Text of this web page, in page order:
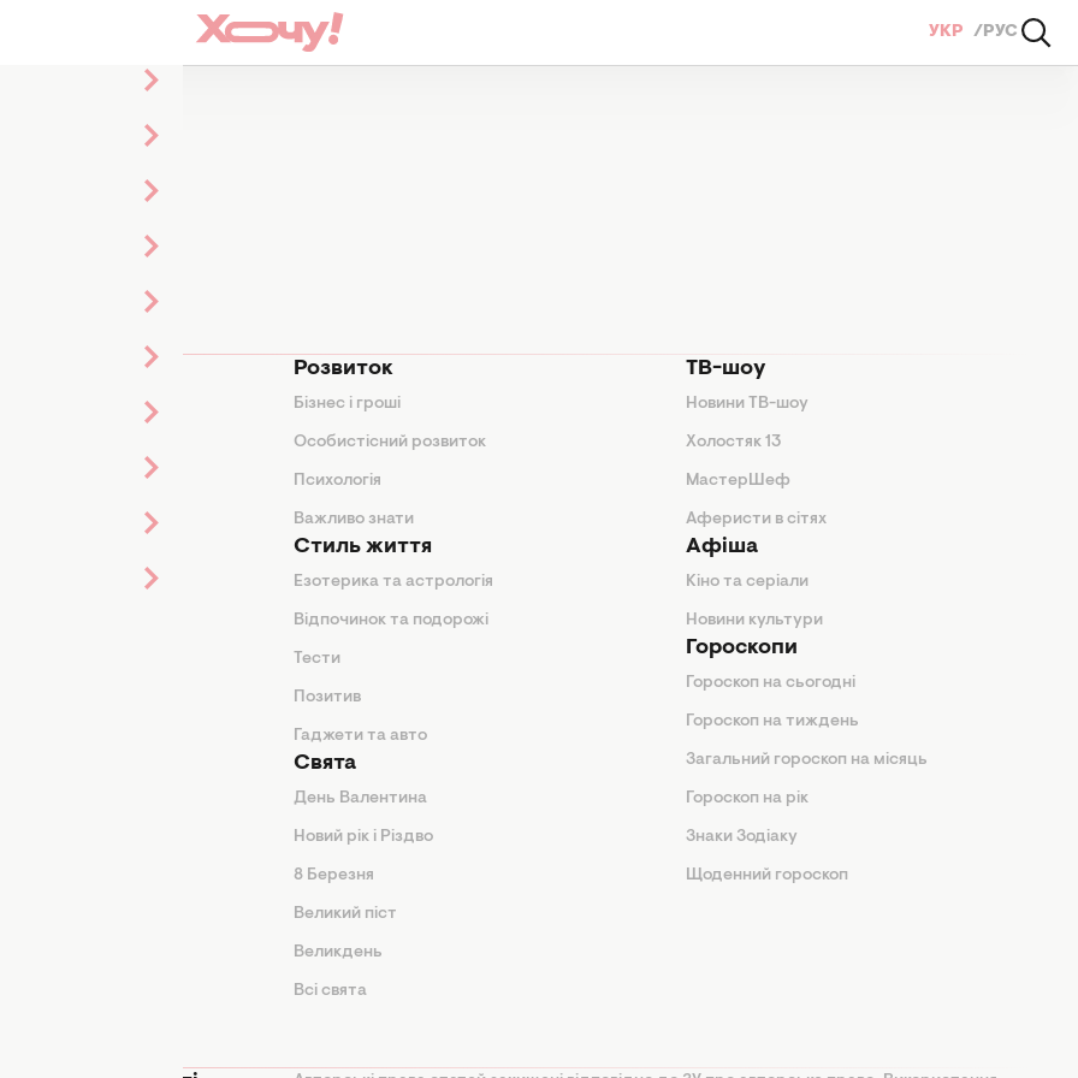
УКР РУС
Розвиток
Бізнес і гроші
Особистісний розвиток
Психологія
Важливо знати
Стиль життя
Езотерика та астрологія
Відпочинок та подорожі
Тести
Позитив
Гаджети та авто
Свята
День Валентина
Новий рік і Різдво
8 Березня
Великий піст
Великдень
Всі свята
ТВ-шоу
Новини ТВ-шоу
Холостяк 13
МастерШеф
Аферисти в сітях
Афіша
Кіно та серіали
Новини культури
Гороскопи
Гороскоп на сьогодні
Гороскоп на тиждень
Загальний гороскоп на місяць
Гороскоп на рік
Знаки Зодіаку
Щоденний гороскоп